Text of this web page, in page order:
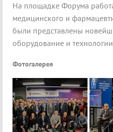
На площадке Форума
медицинского и
были представлены
оборудование и
Фотогалерея